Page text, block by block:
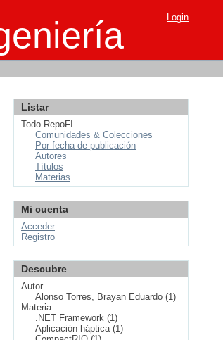
Login
Listar
Todo RepoFI
Comunidades & Colecciones
Por fecha de publicación
Autores
Títulos
Materias
Mi cuenta
Acceder
Registro
Descubre
Autor
Alonso Torres, Brayan Eduardo (1)
Materia
.NET Framework (1)
Aplicación háptica (1)